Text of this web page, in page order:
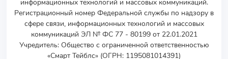
информационных технологий и массовых коммуникаций.
Регистрационный номер Федеральной службы по надзору в
сфере связи, информационных технологий и массовых
коммуникаций ЭЛ № ФС 77 - 80199 от 22.01.2021
Учредитель: Общество с ограниченной ответственностью
«Смарт Тейблс» (ОГРН: 1195081014391)